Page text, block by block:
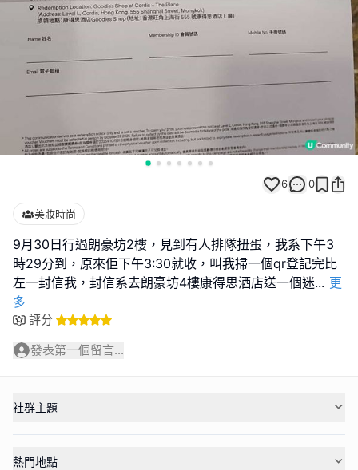
6 0
美妝時尚
9月30日行過朗豪坊2樓，見到有人排隊扭蛋，我系下午3
時29分到，原來佢下午3:30就收，叫我掃一個qr登記完比
左一封信我，封信系去朗豪坊4樓康得思洒店送一個迷... 更
多
評分
發表第一個留言...
社群主題
熱門地點